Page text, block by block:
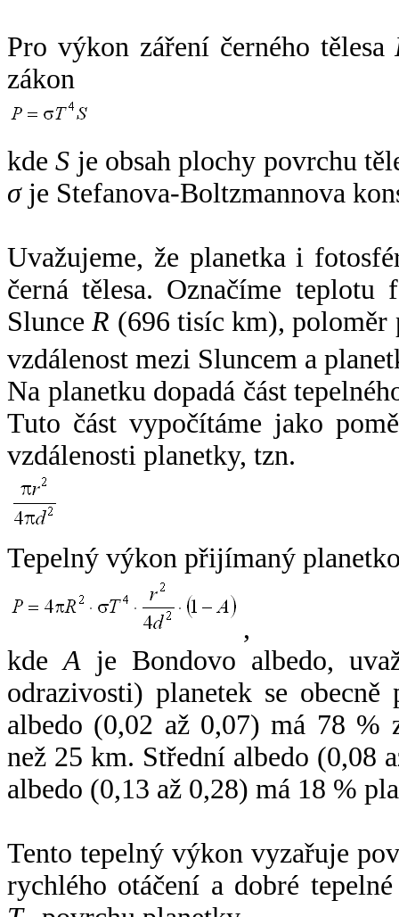
Pro výkon záření černého tělesa
zákon
kdeS je obsah plochy povrchu
σje Stefanova-Boltzmannova
Uvažujeme, že planetka i
černá tělesa. Označíme
SlunceR (696 tisíc km),
vzdálenost mezi Sluncem a
Na planetku dopadá část
Tuto část vypočítáme jako
vzdálenosti planetky, tzn.
Tepelný výkon přijímaný
,
kdeA je Bondovo albedo,
odrazivosti) planetek se
albedo (0,02 až 0,07) má 78 %
než 25 km. Střední albedo (0,08
albedo (0,13 až 0,28) má 18 %
Tento tepelný výkon vyzařuje
rychlého otáčení a dobré